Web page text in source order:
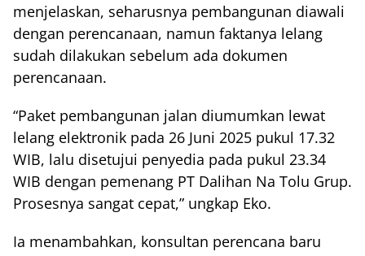
menjelaskan, seharusnya pembangunan diawali
dengan perencanaan, namun faktanya lelang
sudah dilakukan sebelum ada dokumen
perencanaan.
“Paket pembangunan jalan diumumkan lewat
lelang elektronik pada 26 Juni 2025 pukul 17.32
WIB, lalu disetujui penyedia pada pukul 23.34
WIB dengan pemenang PT Dalihan Na Tolu Grup.
Prosesnya sangat cepat,” ungkap Eko.
Ia menambahkan, konsultan perencana baru